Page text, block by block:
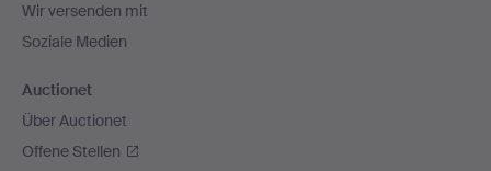
Wir versenden mit
Soziale Medien
Auctionet
Über Auctionet
Offene Stellen